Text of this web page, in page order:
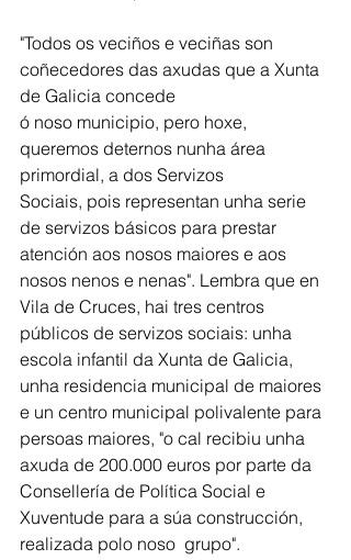
"Todos os veciños e veciñas son
coñecedores das axudas que a Xunta
de Galicia concede
ó noso municipio, pero hoxe,
queremos deternos nunha área
primordial, a dos Servizos
Sociais, pois representan unha serie
de servizos básicos para prestar
atención aos nosos maiores e aos
nosos nenos e nenas". Lembra que en
Vila de Cruces, hai tres centros
públicos de servizos sociais: unha
escola infantil da Xunta de Galicia,
unha residencia municipal de maiores
e un centro municipal polivalente para
persoas maiores, "o cal recibiu unha
axuda de 200.000 euros por parte da
Consellería de Política Social e
Xuventude para a súa construcción,
realizada polo noso  grupo".